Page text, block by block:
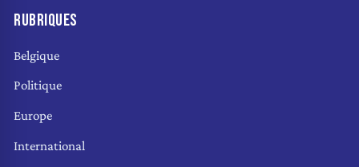
RUBRIQUES
Belgique
Politique
Europe
International